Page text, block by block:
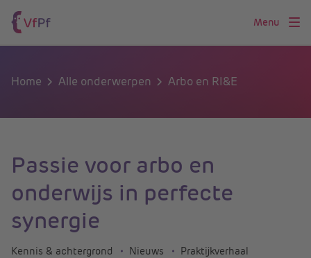
Menu
Home Alle onderwerpen Arbo en RI&E
Passie voor arbo en
onderwijs in perfecte
synergie
Kennis & achtergrond Nieuws Praktijkverhaal